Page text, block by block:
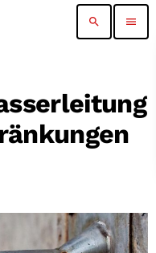
search menu